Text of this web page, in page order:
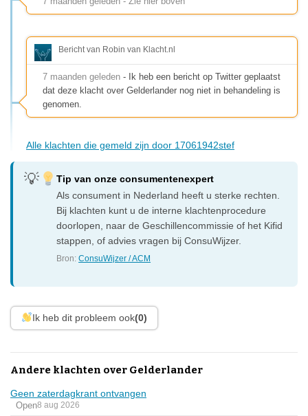
Bericht van Robin van Klacht.nl
7 maanden geleden - Ik heb een bericht op Twitter geplaatst
dat deze klacht over Gelderlander nog niet in behandeling is
genomen.
Alle klachten die gemeld zijn door 17061942stef
Tip van onze consumentenexpert
Als consument in Nederland heeft u sterke rechten.
Bij klachten kunt u de interne klachtenprocedure
doorlopen, naar de Geschillencommissie of het Kifid
stappen, of advies vragen bij ConsuWijzer.
Bron:ConsuWijzer / ACM
Ik heb dit probleem ook(0)
Andere klachten over Gelderlander
Geen zaterdagkrant ontvangen
Open8 aug 2026